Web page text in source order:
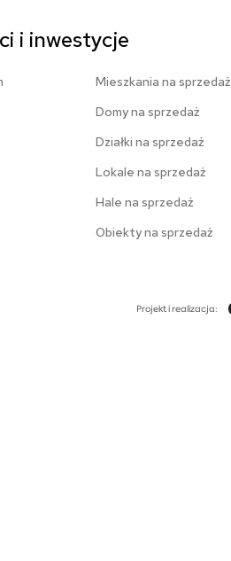
i inwestycje
Mieszkania na sprzedaż
Domy na sprzedaż
Działki na sprzedaż
Lokale na sprzedaż
Hale na sprzedaż
Obiekty na sprzedaż
Projekt i realizacja: